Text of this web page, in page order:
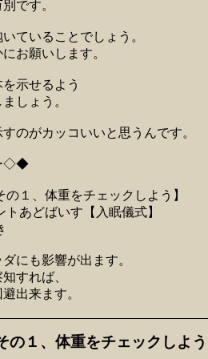
です。
ていることでしょう。
お願いします。
示せるよう
しょう。
のがカッコいいと思うんです。
◇◆
の１、体重をチェックしよう】
トあどばいす【入眠儀式】
にも影響が出ます。
すれば、
出来ます。
の１、体重をチェックしよ